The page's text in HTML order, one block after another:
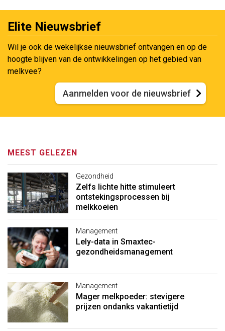
Elite Nieuwsbrief
Wil je ook de wekelijkse nieuwsbrief ontvangen en op de
hoogte blijven van de ontwikkelingen op het gebied van
melkvee?
Aanmelden voor de nieuwsbrief
MEEST GELEZEN
Gezondheid
Zelfs lichte hitte stimuleert
ontstekingsprocessen bij
melkkoeien
Management
Lely-data in Smaxtec-
gezondheidsmanagement
Management
Mager melkpoeder: stevigere
prijzen ondanks vakantietijd